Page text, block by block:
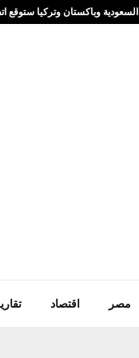
السعودية وباكستان وتركيا ستوقع
مصر اقتصاد